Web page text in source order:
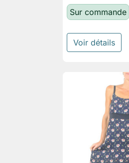
Sur commande
Voir détails